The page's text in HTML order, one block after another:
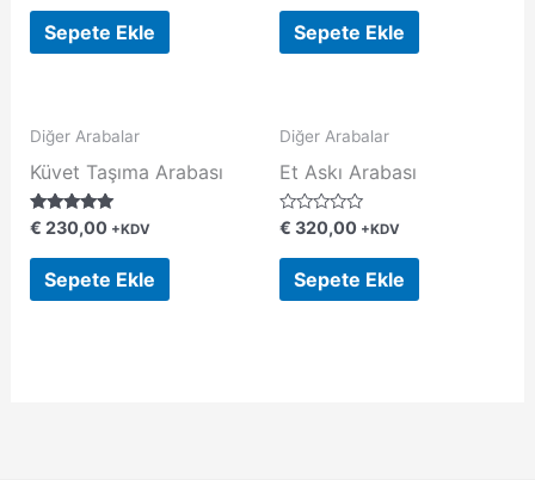
z
i
0
y
a
l
d
ı
Sepete Ekle
z
i
0
y
a
l
d
ı
Sepete Ekle
Diğer Arabalar
Küvet Taşıma Arabası
5 üzerinden
oy aldı
€ 230,00 +KDV
Sepete Ekle
Diğer Arabalar
Et Askı Arabası
5
z
i
€ 320,00 +KDV
Sepete Ekle